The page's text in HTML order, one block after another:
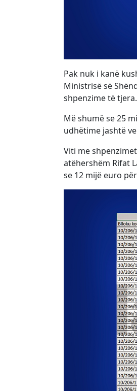
Pak nuk i kanë
Ministrisë së
shpenzime të tjera.
Më shumë se 25
udhëtime jashtë
Viti me
atëhershëm Rifat
se 12 mijë euro